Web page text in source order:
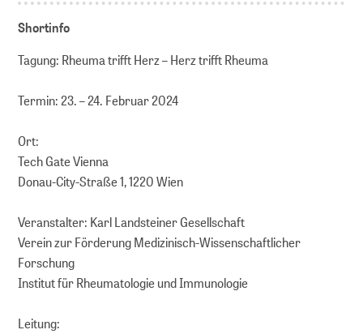
Shortinfo
Tagung: Rheuma trifft Herz – Herz trifft Rheuma
Termin: 23. – 24. Februar 2024
Ort:
Tech Gate Vienna
Donau-City-Straße 1, 1220 Wien
Veranstalter: Karl Landsteiner Gesellschaft
Verein zur Förderung Medizinisch-Wissenschaftlicher
Forschung
Institut für Rheumatologie und Immunologie
Leitung: